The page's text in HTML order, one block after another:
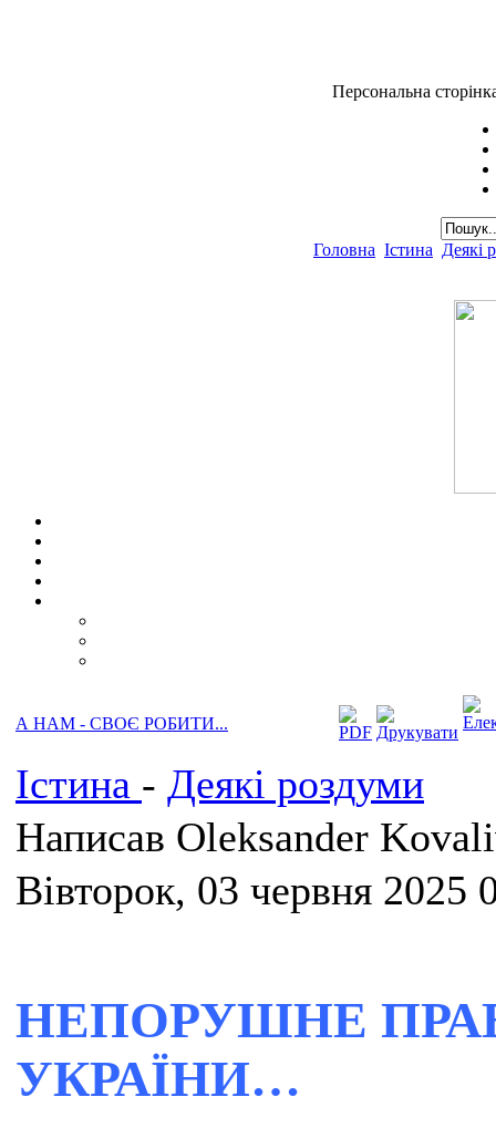
Персональна
Головна Істина Деякі
А НАМ - СВОЄ РОБИТИ...
Істина - Деякі роздуми
Написав Oleksander
Вівторок, 03 червня 2025
НЕПОРУШНЕ
УКРАЇНИ…